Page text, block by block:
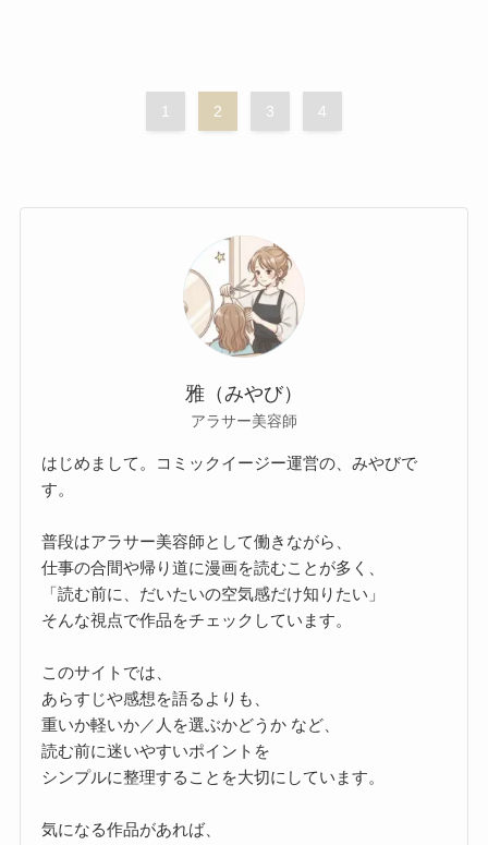
1 2 3 4
雅（みやび）
アラサー美容師
はじめまして。コミックイージー運営の、みやびで
す。
普段はアラサー美容師として働きながら、
仕事の合間や帰り道に漫画を読むことが多く、
「読む前に、だいたいの空気感だけ知りたい」
そんな視点で作品をチェックしています。
このサイトでは、
あらすじや感想を語るよりも、
重いか軽いか／人を選ぶかどうか など、
読む前に迷いやすいポイントを
シンプルに整理することを大切にしています。
気になる作品があれば、